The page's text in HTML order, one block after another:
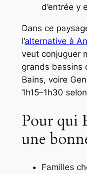
d’entrée y
Dans ce
l’alternative à
veut conjuguer
grands bassins
Bains, voire
1h15–1h30
Pour qui
une
Familles